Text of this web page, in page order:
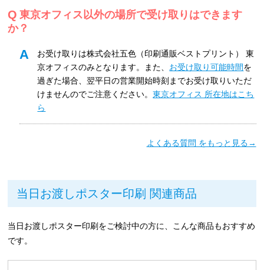
東京オフィス以外の場所で受け取りはできます
か？
お受け取りは株式会社五色（印刷通販ベストプリント） 東
京オフィスのみとなります。また、 お受け取り可能時間を
過ぎた場合、翌平日の営業開始時刻までお受け取りいただ
けませんのでご注意ください。東京オフィス 所在地はこち
ら
よくある質問 をもっと見る→
当日お渡しポスター印刷 関連商品
当日お渡しポスター印刷をご検討中の方に、こんな商品もおすすめ
です。